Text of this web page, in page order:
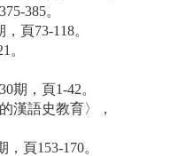
385。
頁73-118。
。
期，頁1-42。
漢語史教育〉，
頁153-170。